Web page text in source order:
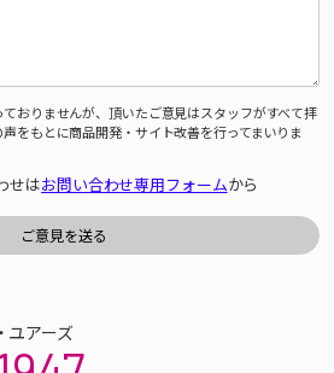
おりませんが、頂いたご意見はスタッフがすべて拝
をもとに商品開発・サイト改善を行ってまいりま
せはお問い合わせ専用フォームから
ユアーズ